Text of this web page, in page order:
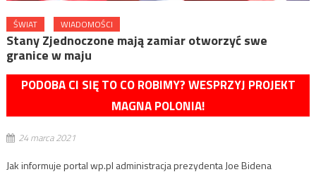
ŚWIAT WIADOMOŚCI
Stany Zjednoczone mają zamiar otworzyć swe
granice w maju
PODOBA CI SIĘ TO CO ROBIMY? WESPRZYJ PROJEKT
MAGNA POLONIA!
24 marca 2021
Jak informuje portal wp.pl administracja prezydenta Joe Bidena